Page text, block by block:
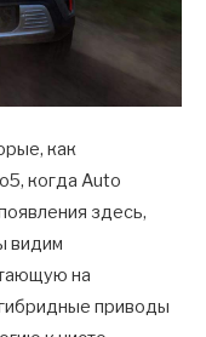
как
когда Auto
здесь,
видим
на
приводы